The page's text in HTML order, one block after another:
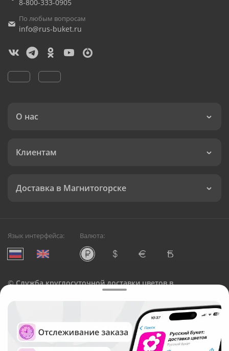
8-800-333-0905
По любым вопросам
info@rus-buket.ru
О нас
Клиентам
Доставка в Магнитогорске
Язык интерфейса: Валюта:
©Служба круглосуточной доставки цветов в
Русский Букет, 2026
Общество с ограниченной ответственностью «Технология»
ОГРН: 1195476081745, ИНН: 5410081997
Юридический адрес: г. Новосибирск, ул. Ипподромская,